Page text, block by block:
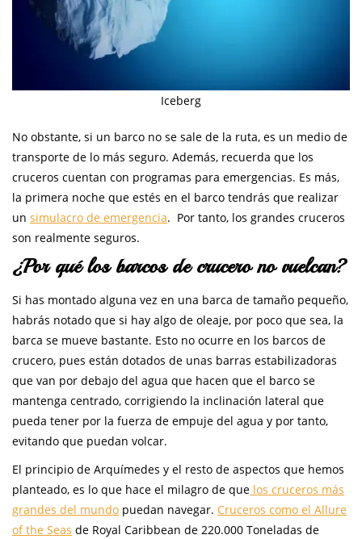
Iceberg
No obstante, si un barco no se sale de la ruta, es un medio de
transporte de lo más seguro. Además, recuerda que los
cruceros cuentan con programas para emergencias. Es más,
la primera noche que estés en el barco tendrás que realizar
un simulacro de emergencia. Por tanto, los grandes cruceros
son realmente seguros.
¿Por qué los barcos de crucero no vuelcan?
Si has montado alguna vez en una barca de tamaño pequeño,
habrás notado que si hay algo de oleaje, por poco que sea, la
barca se mueve bastante. Esto no ocurre en los barcos de
crucero, pues están dotados de unas barras estabilizadoras
que van por debajo del agua que hacen que el barco se
mantenga centrado, corrigiendo la inclinación lateral que
pueda tener por la fuerza de empuje del agua y por tanto,
evitando que puedan volcar.
El principio de Arquímedes y el resto de aspectos que hemos
planteado, es lo que hace el milagro de que los cruceros más
grandes del mundo puedan navegar. Cruceros como el Allure
of the Seas de Royal Caribbean de 220.000 Toneladas de